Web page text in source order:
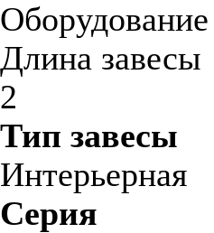
Оборудование
Длина завесы
2
Тип завесы
Интерьерная
Серия